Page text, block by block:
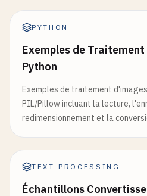
PYTHON
Exemples de
Python
Exemples de traitement
PIL/Pillow incluant la lecture,
redimensionnement et la
TEXT-PROCESSING
Échantillons